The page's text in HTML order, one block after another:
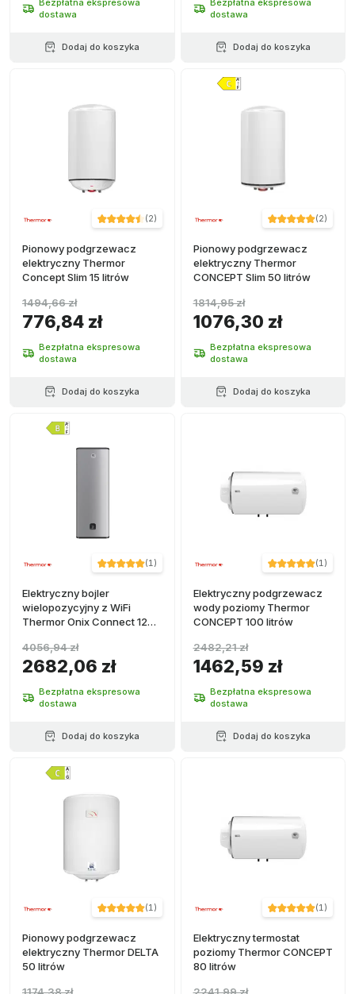
Bezpłatna ekspresowa
dostawa
Dodaj do koszyka
Bezpłatna ekspresowa
dostawa
Dodaj do koszyka
(2)
Pionowy podgrzewacz
elektryczny Thermor
Concept Slim 15 litrów
776,84 zł
1494,66 zł
Bezpłatna ekspresowa
dostawa
Dodaj do koszyka
(2)
Pionowy podgrzewacz
elektryczny Thermor
CONCEPT Slim 50 litrów
1076,30 zł
1814,95 zł
Bezpłatna ekspresowa
dostawa
Dodaj do koszyka
(1)
Elektryczny bojler
wielopozycyjny z WiFi
Thermor Onix Connect 120
2682,06 zł
4056,94 zł
Bezpłatna ekspresowa
dostawa
Dodaj do koszyka
(1)
Elektryczny podgrzewacz
wody poziomy Thermor
CONCEPT 100 litrów
1462,59 zł
2482,21 zł
Bezpłatna ekspresowa
dostawa
Dodaj do koszyka
(1)
Pionowy podgrzewacz
elektryczny Thermor DELTA
50 litrów
(1)
Elektryczny termostat
poziomy Thermor CONCEPT
80 litrów